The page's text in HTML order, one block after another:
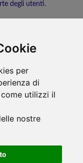
per
di
utilizzi il
nostre
degli utenti.
